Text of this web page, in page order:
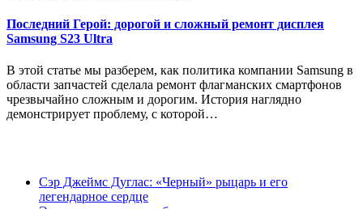
Последний Герой: дорогой и сложный ремонт дисплея
Samsung S23 Ultra
В этой статье мы разберем, как политика компании Samsung в
области запчастей сделала ремонт флагманских смартфонов
чрезвычайно сложным и дорогим. История наглядно
демонстрирует проблему, с которой…
Сэр Джеймс Дуглас: «Черный» рыцарь и его
легендарное сердце